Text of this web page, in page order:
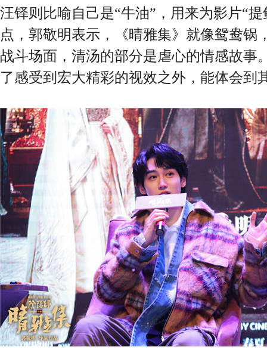
汪铎则比喻自己是“牛油”，用来为影片“
点，郭敬明表示，《晴雅集》就像鸳鸯锅
战斗场面，清汤的部分是虐心的情感故事
了感受到宏大精彩的视效之外，能体会到